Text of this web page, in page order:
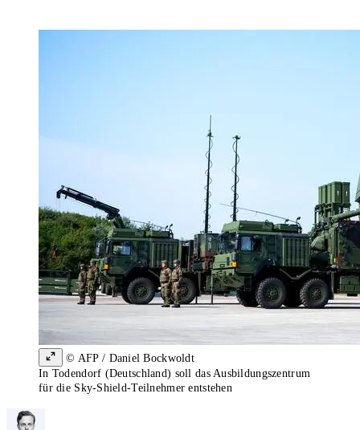
© AFP / Daniel Bockwoldt
In Todendorf (Deutschland) soll das Ausbildungszentrum
für die Sky-Shield-Teilnehmer entstehen